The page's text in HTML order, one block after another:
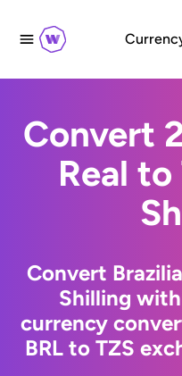
Convert
Real to
Convert
Shilling
currency
BRL to TZS